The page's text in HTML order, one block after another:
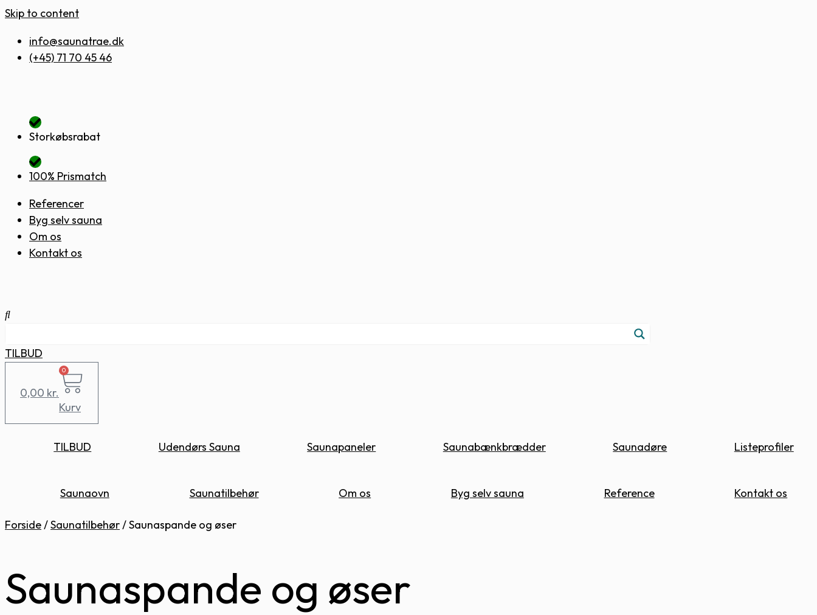
Skip to content
info@saunatrae.dk
(+45) 71 70 45 46
Storkøbsrabat
100% Prismatch
Referencer
Byg selv sauna
Om os
Kontakt os
TILBUD
0,00 kr.
0
Kurv
TILBUD Udendørs Sauna Saunapaneler Saunabænkbrædder Saunadøre Listeprofiler
Saunaovn Saunatilbehør Om os Byg selv sauna Reference Kontakt os
Forside/Saunatilbehør/Saunaspande og øser
Saunaspande og øser